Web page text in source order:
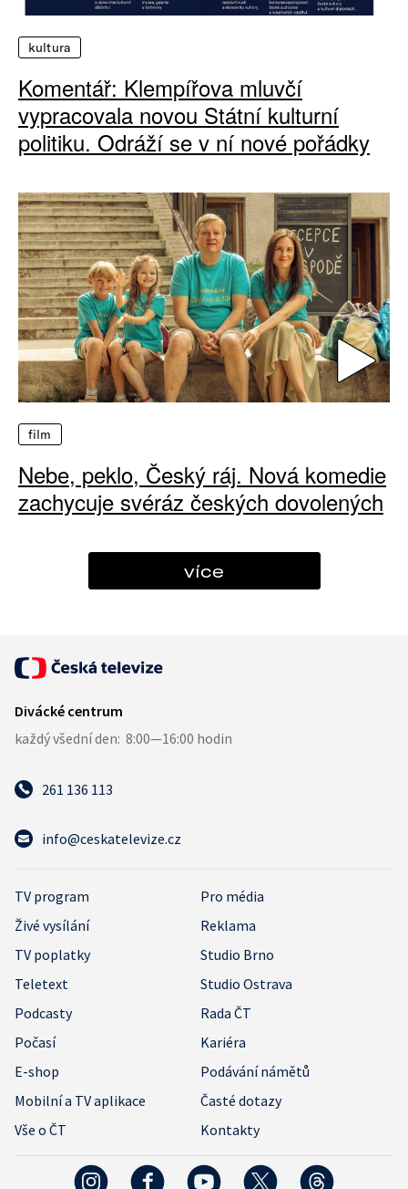
kultura
Komentář: Klempířova mluvčí
vypracovala novou Státní kulturní
politiku. Odráží se v ní nové pořádky
film
Nebe, peklo, Český ráj. Nová komedie
zachycuje svéráz českých dovolených
více
261 136 113
info@ceskatelevize.cz
TV program
Pro média
Živé vysílání
Reklama
TV poplatky
Studio Brno
Teletext
Studio Ostrava
Podcasty
Rada ČT
Počasí
Kariéra
E-shop
Podávání námětů
Mobilní a TV aplikace
Časté dotazy
Vše o ČT
Kontakty